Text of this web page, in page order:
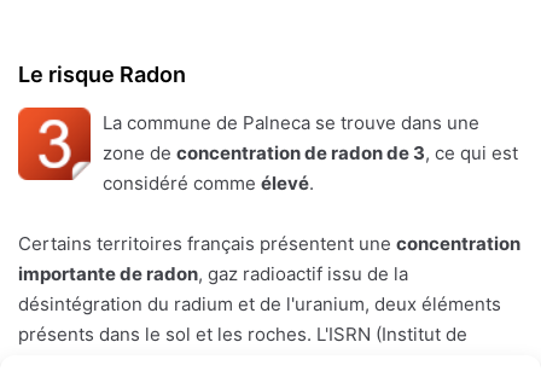
Le risque Radon
La commune de Palneca se trouve dans une
zone de concentration de radon de 3, ce qui est
considéré comme élevé.
Certains territoires français présentent une concentration
importante de radon, gaz radioactif issu de la
désintégration du radium et de l'uranium, deux éléments
présents dans le sol et les roches. L'ISRN (Institut de